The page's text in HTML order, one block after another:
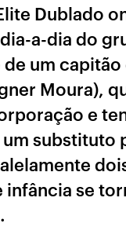
Dublado
a-dia do
um capitão
Moura),
e
substituto
infância se